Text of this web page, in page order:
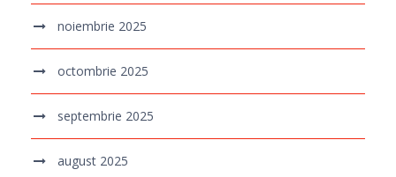
noiembrie 2025
octombrie 2025
septembrie 2025
august 2025